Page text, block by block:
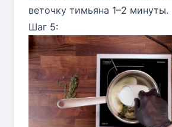
веточку тимьяна 1–2 минуты.
Шаг 5: